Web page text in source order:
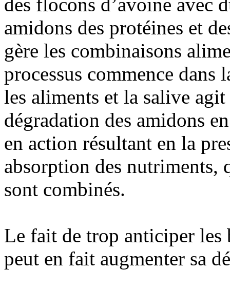
des flocons d’avoine avec
amidons des protéines et
gère les combinaisons
processus commence dans
les aliments et la salive
dégradation des amidons
en action résultant en la
absorption des nutriments,
sont combinés.
Le fait de trop anticiper les
peut en fait augmenter sa